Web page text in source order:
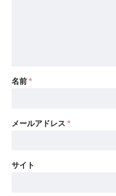
名前 *
メールアドレス *
サイト